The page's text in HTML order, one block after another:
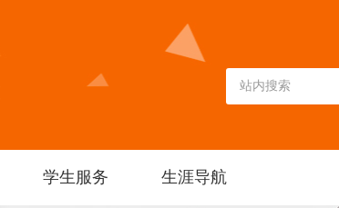
学生服务 生涯导航